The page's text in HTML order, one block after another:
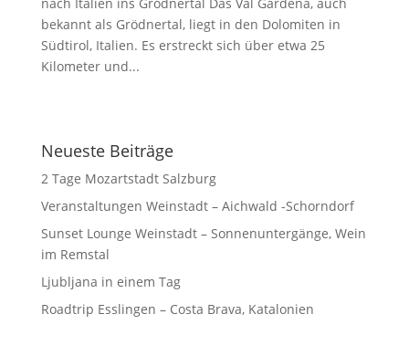
bekannt als Grödnertal, liegt in den Dolomiten in
Südtirol, Italien. Es erstreckt sich über etwa 25
Kilometer und...
Neueste Beiträge
2 Tage Mozartstadt Salzburg
Veranstaltungen Weinstadt – Aichwald -Schorndorf
Sunset Lounge Weinstadt – Sonnenuntergänge, Wein
im Remstal
Ljubljana in einem Tag
Roadtrip Esslingen – Costa Brava, Katalonien